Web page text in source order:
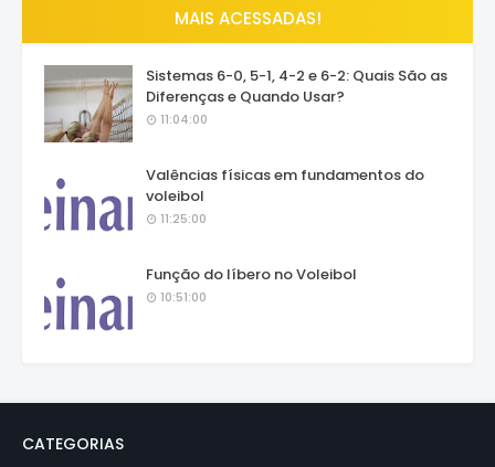
MAIS ACESSADAS!
Sistemas 6-0, 5-1, 4-2 e 6-2: Quais São as
Diferenças e Quando Usar?
11:04:00
Valências físicas em fundamentos do
voleibol
11:25:00
Função do líbero no Voleibol
10:51:00
CATEGORIAS